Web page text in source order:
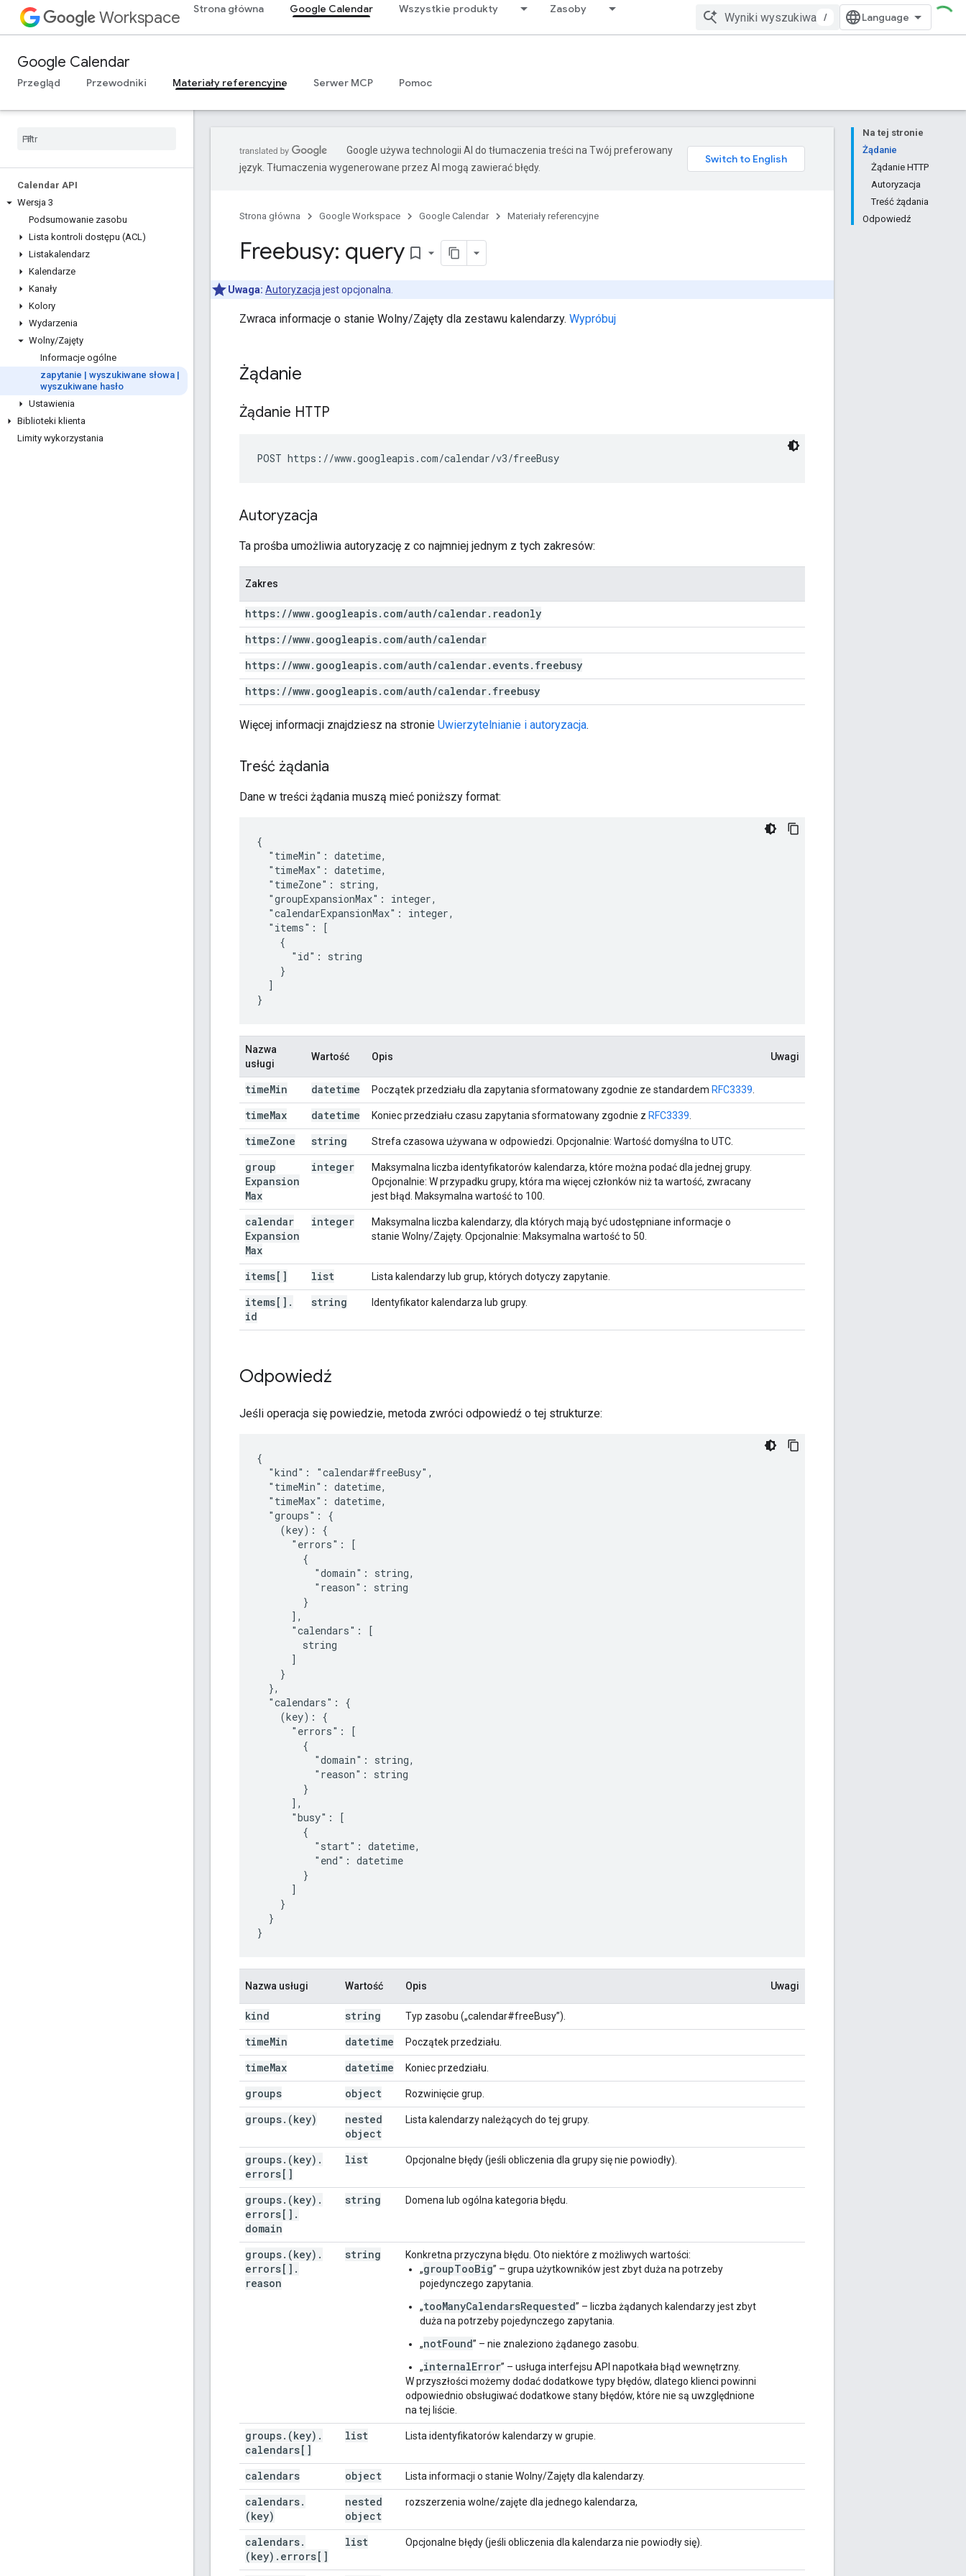
Workspace Strona główna Google Calendar Wszystkie produkty Zasoby
/
Google Calendar
Przegląd Przewodniki Materiały referencyjne Serwer MCP Pomoc
Calendar API
Wersja 3
Podsumowanie zasobu
Lista kontroli dostępu (ACL)
Listakalendarz
Kalendarze
Kanały
Kolory
Wydarzenia
Wolny/Zajęty
Informacje ogólne
zapytanie | wyszukiwane słowa |
wyszukiwane hasło
Ustawienia
Biblioteki klienta
Limity wykorzystania
Na tej stronie
Żądanie
Żądanie HTTP
Autoryzacja
Treść żądania
Odpowiedź
Google używa technologii AI do tłumaczenia treści na Twój preferowany
język. Tłumaczenia wygenerowane przez AI mogą zawierać błędy.
Strona główna Google Workspace Google Calendar Materiały referencyjne
Freebusy: query bookmark_border
Uwaga: Autoryzacja jest opcjonalna.
Zwraca informacje o stanie Wolny/Zajęty dla zestawu kalendarzy. Wypróbuj
Żądanie
Żądanie HTTP
POST https://www.googleapis.com/calendar/v3/freeBusy
Autoryzacja
Ta prośba umożliwia autoryzację z co najmniej jednym z tych zakresów:
Zakres
https: //www. googleapis. com/auth/calendar. readonly
https: //www. googleapis. com/auth/calendar
https: //www. googleapis. com/auth/calendar. events. freebusy
https: //www. googleapis. com/auth/calendar. freebusy
Więcej informacji znajdziesz na stronie Uwierzytelnianie i autoryzacja.
Treść żądania
Dane w treści żądania muszą mieć poniższy format:
{
  "timeMin":
datetime,
  "timeMax":
datetime,
  "timeZone":
string,
  "groupExpansionMax":
integer,
  "calendarExpansionMax":
integer,
  "items": [
    {
      "id":
string
    }
  ]
}
Nazwa
usługi
Wartość Opis Uwagi
timeMin datetime Początek przedziału dla zapytania sformatowany zgodnie ze standardem RFC3339
timeMax datetime Koniec przedziału czasu zapytania sformatowany zgodnie z RFC3339
timeZone string Strefa czasowa używana w odpowiedzi. Opcjonalnie: Wartość domyślna to UTC.
group
Expansion
Max
integer
Maksymalna liczba identyfikatorów kalendarza, które można podać dla jednej grupy.
Opcjonalnie: W przypadku grupy, która ma więcej członków niż ta wartość, zwracany
jest błąd. Maksymalna wartość to 100.
calendar
Expansion
Max
integer
Maksymalna liczba kalendarzy, dla których mają być udostępniane informacje o
stanie Wolny/Zajęty. Opcjonalnie: Maksymalna wartość to 50.
items[] list Lista kalendarzy lub grup, których dotyczy zapytanie.
items[] .
id
string Identyfikator kalendarza lub grupy.
Odpowiedź
Jeśli operacja się powiedzie, metoda zwróci odpowiedź o tej strukturze:
{
  "kind": "calendar#freeBusy",
  "timeMin":
datetime,
  "timeMax":
datetime,
  "groups": {
(key) : {
      "errors": [
        {
          "domain":
string,
          "reason":
string
        }
      ],
      "calendars": [
string
      ]
    }
  },
  "calendars": {
(key) : {
      "errors": [
        {
          "domain":
string,
          "reason":
string
        }
      ],
      "busy": [
        {
          "start":
datetime,
          "end":
datetime
        }
      ]
    }
  }
}
Nazwa usługi Wartość Opis Uwagi
kind string Typ zasobu („calendar#freeBusy”).
timeMin datetime Początek przedziału.
timeMax datetime Koniec przedziału.
groups object Rozwinięcie grup.
groups. (key)
nested
object
Lista kalendarzy należących do tej grupy.
groups. (key) .
errors[]
list Opcjonalne błędy (jeśli obliczenia dla grupy się nie powiodły).
groups. (key) .
errors[] .
domain
string Domena lub ogólna kategoria błędu.
groups. (key) .
errors[] .
reason
string
Konkretna przyczyna błędu. Oto niektóre z możliwych wartości:
„groupTooBig” – grupa użytkowników jest zbyt duża na potrzeby
pojedynczego zapytania.
„tooManyCalendarsRequested” – liczba żądanych kalendarzy jest zbyt
duża na potrzeby pojedynczego zapytania.
„notFound” – nie znaleziono żądanego zasobu.
„internalError” – usługa interfejsu API napotkała błąd wewnętrzny.
W przyszłości możemy dodać dodatkowe typy błędów, dlatego klienci powinni
odpowiednio obsługiwać dodatkowe stany błędów, które nie są uwzględnione
na tej liście.
groups. (key) .
calendars[]
list Lista identyfikatorów kalendarzy w grupie.
calendars object Lista informacji o stanie Wolny/Zajęty dla kalendarzy.
calendars.
(key)
nested
object
rozszerzenia wolne/zajęte dla jednego kalendarza,
calendars.
(key) . errors[]
list Opcjonalne błędy (jeśli obliczenia dla kalendarza nie powiodły się).